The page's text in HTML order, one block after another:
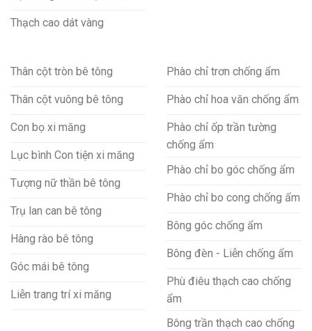
Thạch cao dát vàng
Thân cột tròn bê tông
Thân cột vuông bê tông
Con bọ xi măng
Lục bình Con tiện xi măng
Tượng nữ thần bê tông
Trụ lan can bê tông
Hàng rào bê tông
Góc mái bê tông
Liễn trang trí xi măng
Phào chỉ trơn chống ẩm
Phào chỉ hoa văn chống ẩm
Phào chỉ ốp trần tường
chống ẩm
Phào chỉ bo góc chống ẩm
Phào chỉ bo cong chống ẩm
Bông góc chống ẩm
Bông đèn - Liễn chống ẩm
Phù điêu thạch cao chống
ẩm
Bông trần thạch cao chống